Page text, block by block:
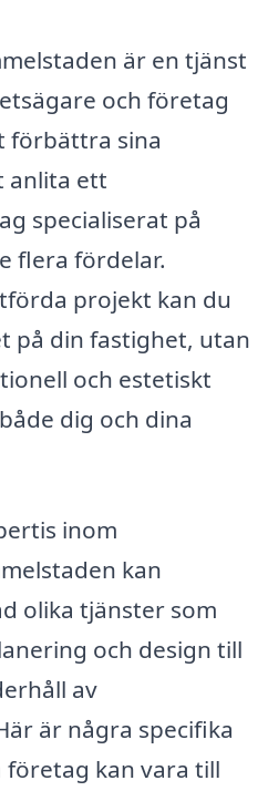
är en tjänst
och företag
förbättra sina
anlita ett
specialiserat på
flera fördelar.
projekt kan du
på din fastighet, utan
och estetiskt
dig och dina
inom
kan
olika tjänster som
och design till
av
är några specifika
företag kan vara till